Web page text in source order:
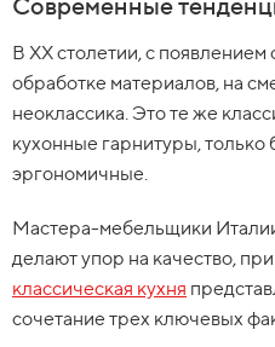
Современные
В ХХ столетии, с
обработке материалов, на
неоклассика. Это те же
кухонные гарнитуры,
эргономичные.
Мастера-мебельщики
делают упор на качество,
классическая кухня
сочетание трех ключевых